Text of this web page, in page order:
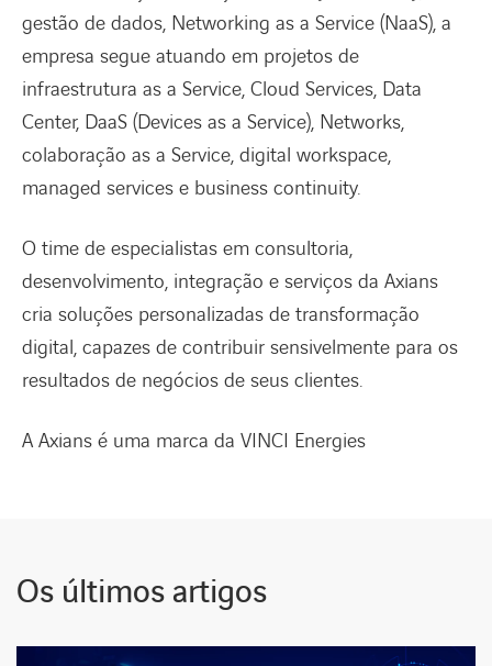
gestão de dados, Networking as a Service (NaaS), a
empresa segue atuando em projetos de
infraestrutura as a Service, Cloud Services, Data
Center, DaaS (Devices as a Service), Networks,
colaboração as a Service, digital workspace,
managed services e business continuity.
O time de especialistas em consultoria,
desenvolvimento, integração e serviços da Axians
cria soluções personalizadas de transformação
digital, capazes de contribuir sensivelmente para os
resultados de negócios de seus clientes.
A Axians é uma marca da VINCI Energies
Os últimos artigos